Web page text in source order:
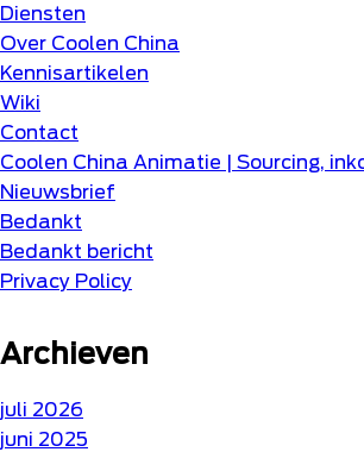
Diensten
Over Coolen China
Kennisartikelen
Wiki
Contact
Coolen China Animatie | Sourcing,
Nieuwsbrief
Bedankt
Bedankt bericht
Privacy Policy
Archieven
juli 2026
juni 2025